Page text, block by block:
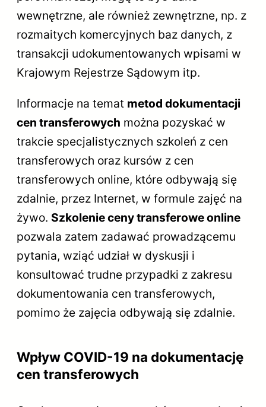
wewnętrzne, ale również zewnętrzne, np. z
rozmaitych komercyjnych baz danych, z
transakcji udokumentowanych wpisami w
Krajowym Rejestrze Sądowym itp.
Informacje na temat metod dokumentacji
cen transferowych można pozyskać w
trakcie specjalistycznych szkoleń z cen
transferowych oraz kursów z cen
transferowych online, które odbywają się
zdalnie, przez Internet, w formule zajęć na
żywo. Szkolenie ceny transferowe online
pozwala zatem zadawać prowadzącemu
pytania, wziąć udział w dyskusji i
konsultować trudne przypadki z zakresu
dokumentowania cen transferowych,
pomimo że zajęcia odbywają się zdalnie.
Wpływ COVID-19 na dokumentację
cen transferowych